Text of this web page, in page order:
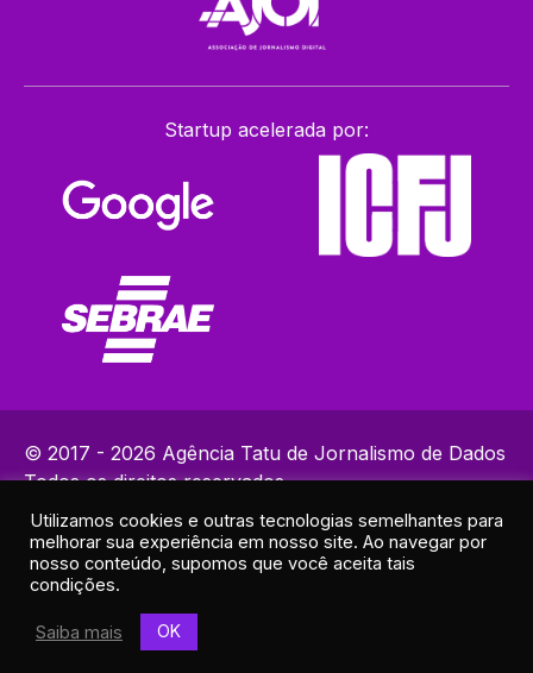
Startup acelerada por:
© 2017 - 2026 Agência Tatu de Jornalismo de Dados
Todos os direitos reservados.
Política de Privacidade
Contatos: (82) 99383-9153 | ola@agenciatatu.com.br |
Responsável técnico: Lucas Maia
Endereço: R. Elias Ramos de Araújo, 30A - Sala 2 - Cruz das
Almas, Maceió - AL
Utilizamos cookies e outras tecnologias semelhantes para
melhorar sua experiência em nosso site. Ao navegar por
nosso conteúdo, supomos que você aceita tais
condições.
Saiba mais OK